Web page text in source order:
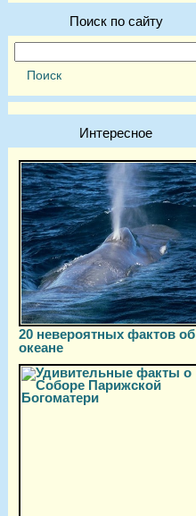
Поиск по сайту
Интересное
20 невероятных фактов об
океане